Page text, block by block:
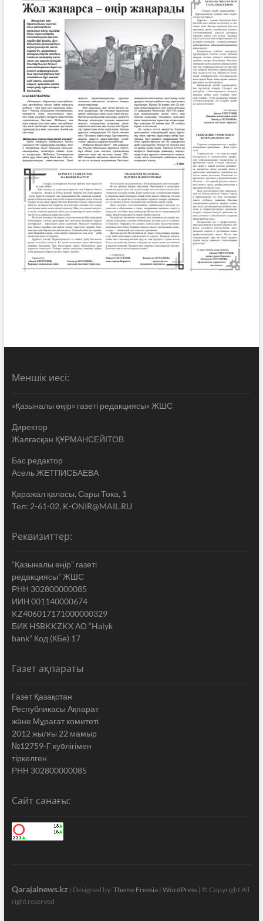
Меншік иесі:
«Қазыналы өңір» газеті редакциясы» ЖШС
Директор
Жалғасқан ҚҰРМАНСЕЙІТОВ
Бас редактор
Асель ЖЕТПИСБАЕВА
Қаражал қаласы, Сары Тока, 1
Тел: 2-61-02, K-ONIR@MAIL.RU
Реквизиттер:
“Қазыналы өңір” газеті
редакциясы” ЖШС
РНН 302800000085
ИИН 001140000674
KZ406017171000000329
БИК HSBKKZKX АО “Halyk
bank” Код (КБе) 17
Газет ақпараты
Газет Қазақстан
Республикасы Ақпарат
жəне Мұрағат комитеті
2012 жылғы 22 мамыр
№12759-Г куəлігімен
тіркелген
РНН 302800000085
Сайт санағы:
Qarajalnews.kz | Designed by: Theme Freesia| WordPress| © Copyright All
right reserved